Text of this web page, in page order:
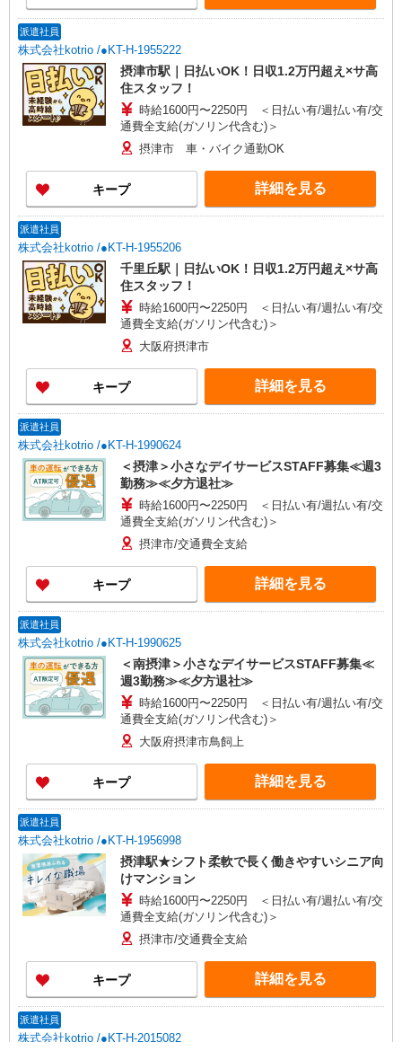
派遣社員
株式会社kotrio /●KT-H-1955222
摂津市駅｜日払いOK！日収1.2万円超え×サ高
住スタッフ！
時給1600円〜2250円 ＜日払い有/週払い有/交
通費全支給(ガソリン代含む)＞
摂津市 車・バイク通勤OK
キープ 詳細を見る
派遣社員
株式会社kotrio /●KT-H-1955206
千里丘駅｜日払いOK！日収1.2万円超え×サ高
住スタッフ！
時給1600円〜2250円 ＜日払い有/週払い有/交
通費全支給(ガソリン代含む)＞
大阪府摂津市
キープ 詳細を見る
派遣社員
株式会社kotrio /●KT-H-1990624
＜摂津＞小さなデイサービスSTAFF募集≪週3
勤務≫≪夕方退社≫
時給1600円〜2250円 ＜日払い有/週払い有/交
通費全支給(ガソリン代含む)＞
摂津市/交通費全支給
キープ 詳細を見る
派遣社員
株式会社kotrio /●KT-H-1990625
＜南摂津＞小さなデイサービスSTAFF募集≪
週3勤務≫≪夕方退社≫
時給1600円〜2250円 ＜日払い有/週払い有/交
通費全支給(ガソリン代含む)＞
大阪府摂津市鳥飼上
キープ 詳細を見る
派遣社員
株式会社kotrio /●KT-H-1956998
摂津駅★シフト柔軟で長く働きやすいシニア向
けマンション
時給1600円〜2250円 ＜日払い有/週払い有/交
通費全支給(ガソリン代含む)＞
摂津市/交通費全支給
キープ 詳細を見る
派遣社員
株式会社kotrio /●KT-H-2015082